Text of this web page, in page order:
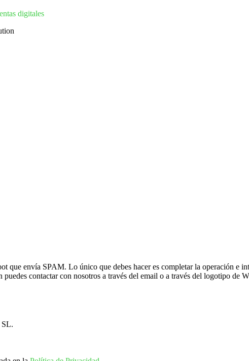
digitales
que envía SPAM. Lo único que debes hacer es completar la operación e
contactar con nosotros a través del email o a través del logotipo de